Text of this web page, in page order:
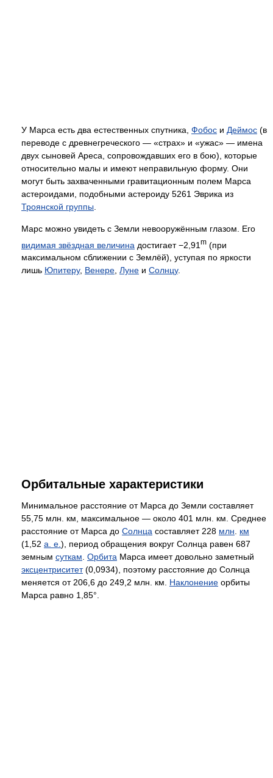
У Марса есть два естественных спутника, Фобос и Деймос (в
переводе с древнегреческого — «страх» и «ужас» — имена
двух сыновей Ареса, сопровождавших его в бою), которые
относительно малы и имеют неправильную форму. Они
могут быть захваченными гравитационным полем Марса
астероидами, подобными астероиду 5261 Эврика из
Троянской группы
Марс можно увидеть с Земли невооружённым глазом. Его
видимая звёздная величина достигает −2,91 m (при
максимальном сближении с Землёй), уступая по яркости
лишь Юпитеру, Венере, Луне и Солнцу.
Орбитальные характеристики
Минимальное расстояние от Марса до Земли составляет
55,75 млн. км, максимальное — около 401 млн. км. Среднее
расстояние от Марса до Солнца составляет 228 млн. км
(1,52 а. е.), период обращения вокруг Солнца равен 687
земным суткам. Орбита Марса имеет довольно заметный
эксцентриситет(0,0934), поэтому расстояние до Солнца
меняется от 206,6 до 249,2 млн. км. Наклонение орбиты
Марса равно 1,85°.